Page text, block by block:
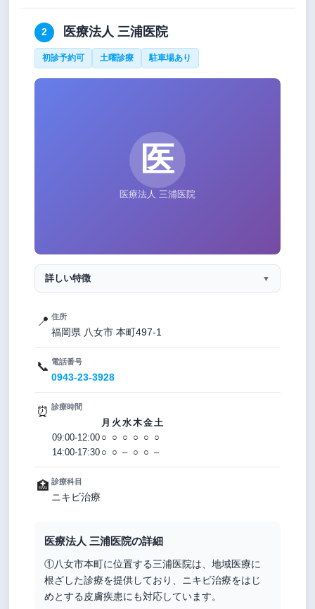
2 医療法人 三浦医院
初診予約可 土曜診療 駐車場あり
医
医療法人 三浦医院
詳しい特徴 ▼
📍 住所
福岡県 八女市 本町497-1
📞 電話番号
0943-23-3928
⏰ 診療時間
月 火 水木金 土
09:00-12:00 ○ ○ ○ ○ ○ ○
14:00-17:30 ○ ○ – ○ ○ –
🏥 診療科目
ニキビ治療
医療法人 三浦医院の詳細
①八女市本町に位置する三浦医院は、地域医療に
根ざした診療を提供しており、ニキビ治療をはじ
めとする皮膚疾患にも対応しています。